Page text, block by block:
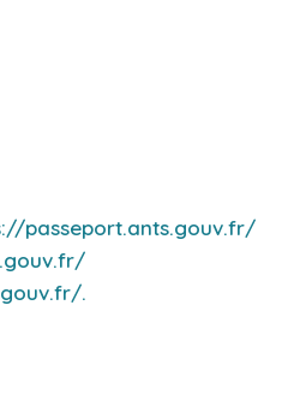
passeport.ants.gouv.fr/
.